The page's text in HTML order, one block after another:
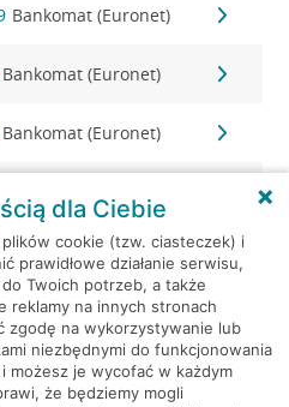
Bankomat (Euronet)
Bankomat (Euronet)
Bankomat (Euronet)
Bankomat (Euronet)
(Euronet)
(Euronet)
dla Ciebie
cookie (tzw. ciasteczek) i
prawidłowe działanie serwisu,
Twoich potrzeb, a także
reklamy na innych stronach
zgodę na wykorzystywanie lub
niezbędnymi do funkcjonowania
możesz je wycofać w każdym
że będziemy mogli